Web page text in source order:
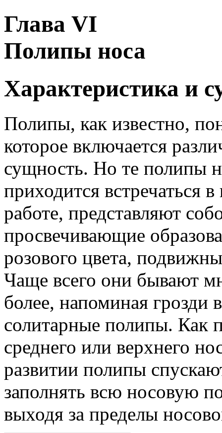
Глава VI
Полипы носа
Характеристика и
Полипы, как известно,
которое включается
сущность. Но те полипы
приходится встречаться
работе, представляют
просвечивающие
розового цвета,
Чаще всего они бывают
более, напоминая грозди
солитарные полипы. Как
среднего или верхнего
развитии полипы
заполнять всю носовую
выходя за пределы